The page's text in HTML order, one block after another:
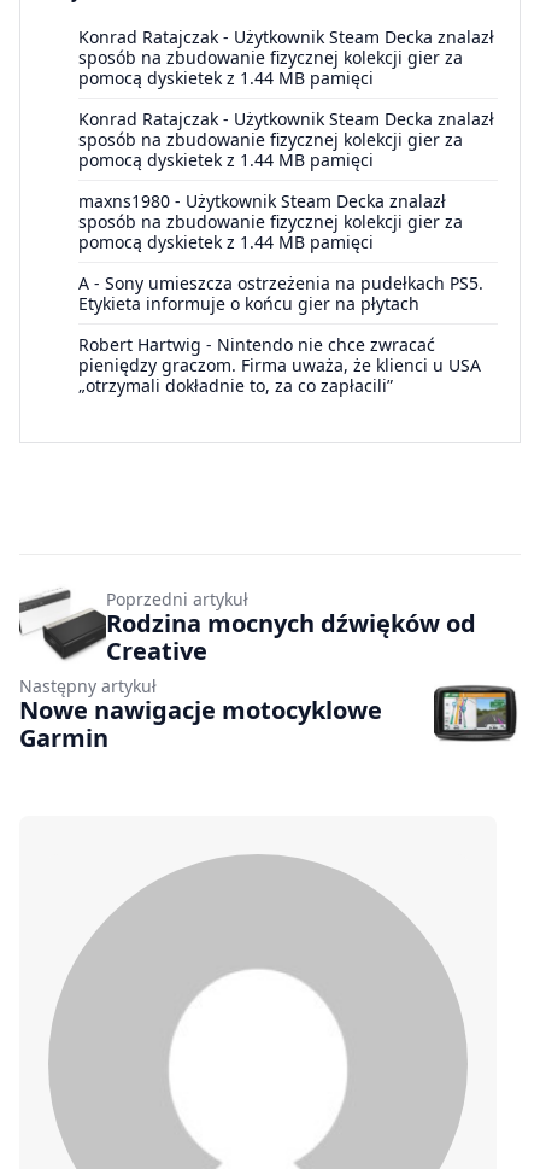
Konrad Ratajczak - Użytkownik Steam Decka znalazł
sposób na zbudowanie fizycznej kolekcji gier za
pomocą dyskietek z 1.44 MB pamięci
Konrad Ratajczak - Użytkownik Steam Decka znalazł
sposób na zbudowanie fizycznej kolekcji gier za
pomocą dyskietek z 1.44 MB pamięci
maxns1980 - Użytkownik Steam Decka znalazł
sposób na zbudowanie fizycznej kolekcji gier za
pomocą dyskietek z 1.44 MB pamięci
A - Sony umieszcza ostrzeżenia na pudełkach PS5.
Etykieta informuje o końcu gier na płytach
Robert Hartwig - Nintendo nie chce zwracać
pieniędzy graczom. Firma uważa, że klienci u USA
„otrzymali dokładnie to, za co zapłacili”
Poprzedni artykuł
Rodzina mocnych dźwięków od
Creative
Następny artykuł
Nowe nawigacje motocyklowe
Garmin